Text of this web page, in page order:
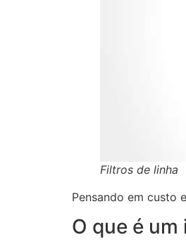
Filtros de linha
Pensando em custo
O que é um